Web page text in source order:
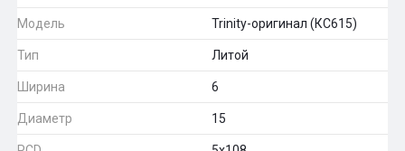
Модель Trinity-оригинал (КС615)
Тип Литой
Ширина 6
Диаметр 15